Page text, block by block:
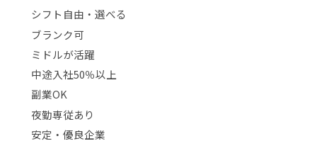
シフト自由・選べる
ブランク可
ミドルが活躍
中途入社50％以上
副業OK
夜勤専従あり
安定・優良企業